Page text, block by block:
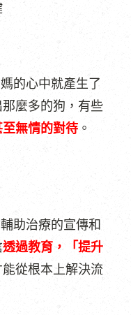
的心中就產生了
麼多的狗，有些
至無情的對待 。
助治療的宣傳和
透過教育，「提升
能從根本上解決流